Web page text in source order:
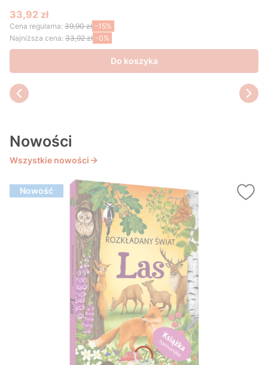
Cena promocyjna
33,92 zł
Cena regularna: 39,90 zł -15%
Najniższa cena: 33,92 zł -0%
Do koszyka
Nowości
Wszystkie nowości
Nowość